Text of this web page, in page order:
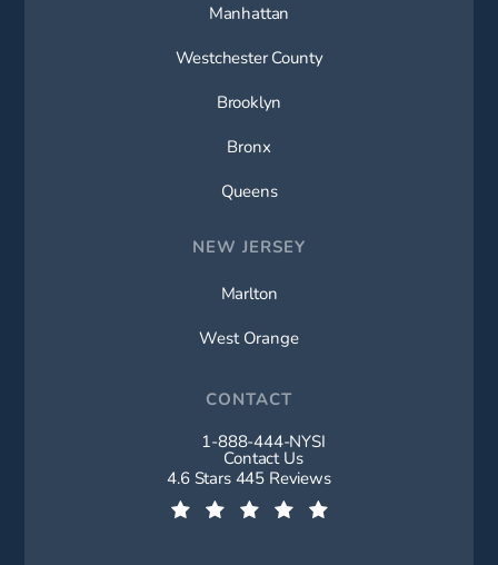
Manhattan
Westchester County
Brooklyn
Bronx
Queens
NEW JERSEY
Marlton
West Orange
CONTACT
Call New York Spine Institute on
1-888-444-NYSI
Contact Us
New York Spine Institute reviews:
4.6 Stars 445 Reviews